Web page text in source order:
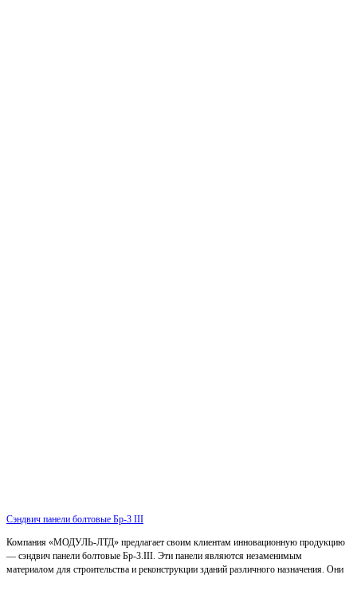
Сэндвич панели болтовые Бр-3 III
Компания «МОДУЛЬ-ЛТД» предлагает своим клиентам инновационную продукцию
— сэндвич панели болтовые Бр-3.III. Эти панели являются незаменимым
материалом для строительства и реконструкции зданий различного назначения. Они